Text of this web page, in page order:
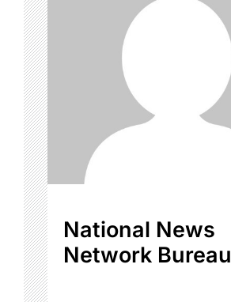
National News
Network Bureau